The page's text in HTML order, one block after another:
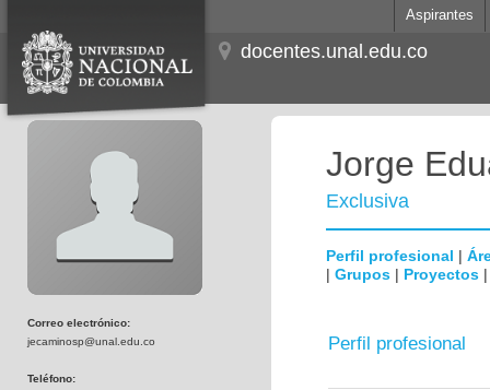
Aspirantes
docentes.unal.edu.co
Correo electrónico:
jecaminosp@unal.edu.co
Teléfono:
Jorge
Exclusiva
Perfil profesional |
| Grupos | Proyectos
Perfil profesional